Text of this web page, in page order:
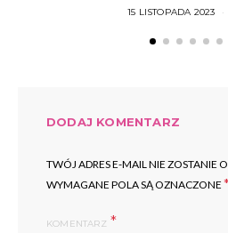
15 LISTOPADA 2023
DODAJ KOMENTARZ
TWÓJ ADRES E-MAIL NIE ZOSTANIE
WYMAGANE POLA SĄ OZNACZONE *
KOMENTARZ